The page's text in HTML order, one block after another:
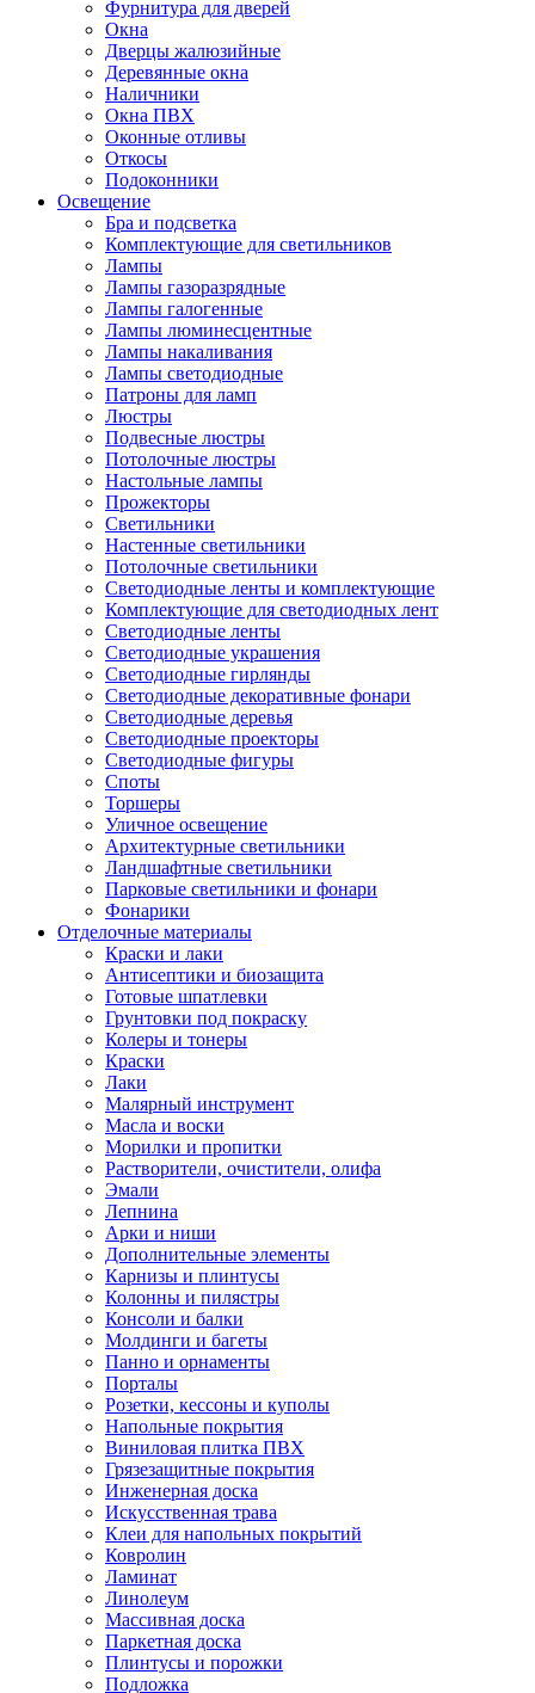
Фурнитура для дверей
Окна
Дверцы жалюзийные
Деревянные окна
Наличники
Окна ПВХ
Оконные отливы
Откосы
Подоконники
Освещение
Бра и подсветка
Комплектующие для светильников
Лампы
Лампы газоразрядные
Лампы галогенные
Лампы люминесцентные
Лампы накаливания
Лампы светодиодные
Патроны для ламп
Люстры
Подвесные люстры
Потолочные люстры
Настольные лампы
Прожекторы
Светильники
Настенные светильники
Потолочные светильники
Светодиодные ленты и комплектующие
Комплектующие для светодиодных лент
Светодиодные ленты
Светодиодные украшения
Светодиодные гирлянды
Светодиодные декоративные фонари
Светодиодные деревья
Светодиодные проекторы
Светодиодные фигуры
Споты
Торшеры
Уличное освещение
Архитектурные светильники
Ландшафтные светильники
Парковые светильники и фонари
Фонарики
Отделочные материалы
Краски и лаки
Антисептики и биозащита
Готовые шпатлевки
Грунтовки под покраску
Колеры и тонеры
Краски
Лаки
Малярный инструмент
Масла и воски
Морилки и пропитки
Растворители, очистители, олифа
Эмали
Лепнина
Арки и ниши
Дополнительные элементы
Карнизы и плинтусы
Колонны и пилястры
Консоли и балки
Молдинги и багеты
Панно и орнаменты
Порталы
Розетки, кессоны и куполы
Напольные покрытия
Виниловая плитка ПВХ
Грязезащитные покрытия
Инженерная доска
Искусственная трава
Клеи для напольных покрытий
Ковролин
Ламинат
Линолеум
Массивная доска
Паркетная доска
Плинтусы и порожки
Подложка